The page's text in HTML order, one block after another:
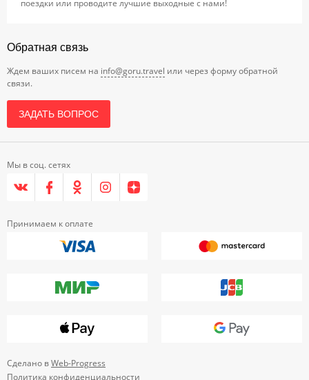
поездки или проводите лучшие выходные с нами!
Обратная связь
Ждем ваших писем на info@goru.travel или через форму обратной
связи.
ЗАДАТЬ ВОПРОС
Мы в соц. сетях
Принимаем к оплате
Сделано вWeb-Progress
Политика конфиденциальности